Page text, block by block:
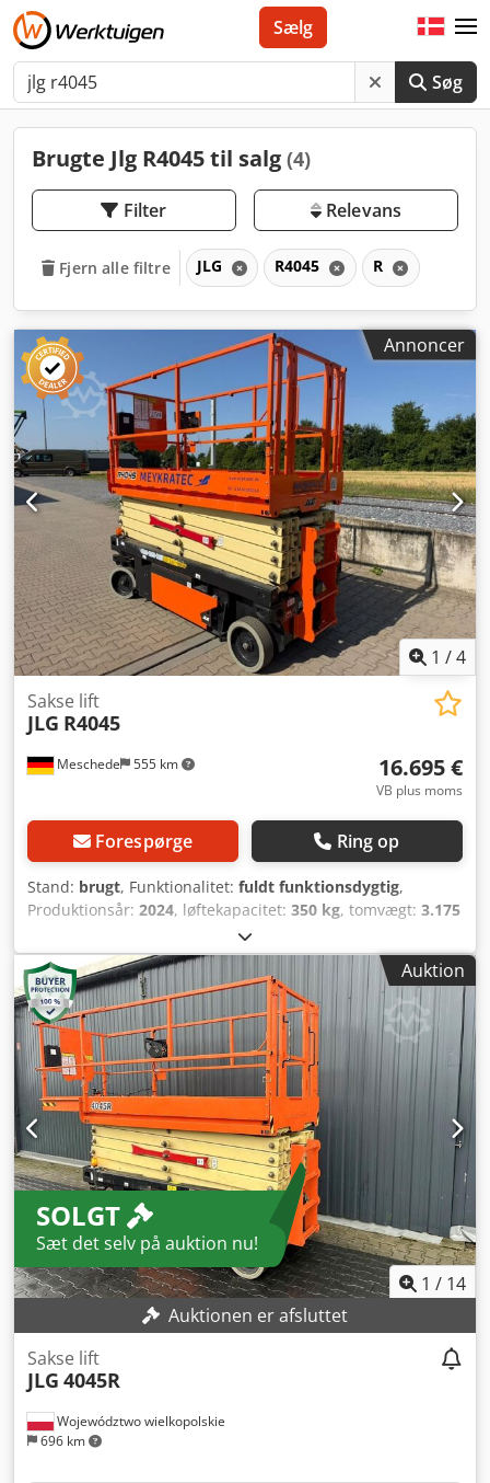
Søg
Sælg
Brugte Jlg R4045 til salg (4)
Filter Relevans
Fjern alle filtre JLG R4045 R
Annoncer
1 /4
Meschede 555 km
Sakse lift
JLG R4045
16.695 €
VB plus moms
Forespørge Ring op
Stand: brugt, Funktionalitet: fuldt funktionsdygtig,
Produktionsår: 2024, løftekapacitet: 350 kg, tomvægt: 3.175
, samlet længde:
drivtype:Benzin, konstruktionsbredde:1.140 mm,
arbejdshøjde:14.000 mm
, Saksearbejdskurv Tilstand: Klar
til brug og fuldt funktionsdygtig Teknisk tilstand: Meget
god Dedpfozr Aciex Apqekr Batteritype: PzS Batteriets
produktionsår: 2024
Auktion
SOLGT
Sæt det selv på auktion nu!
1 / 14
Auktionen er afsluttet
Województwo wielkopolskie
696 km
Sakse lift
JLG 4045R